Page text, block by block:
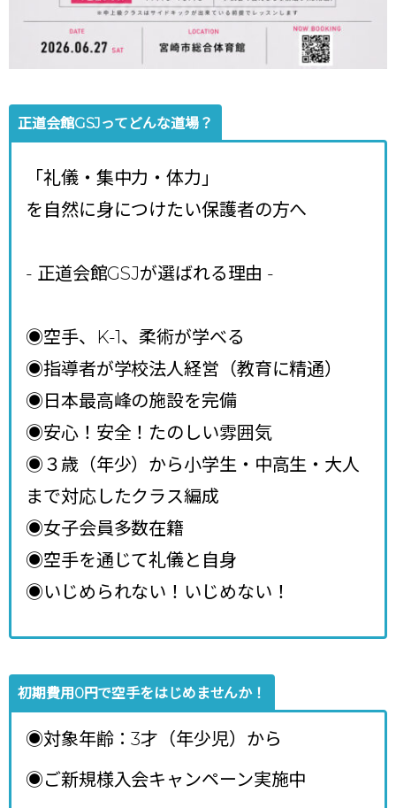
正道会館GSJってどんな道場？
「礼儀・集中力・体力」
を自然に身につけたい保護者の方へ
- 正道会館GSJが選ばれる理由 -
◉空手、K-1、柔術が学べる
◉指導者が学校法人経営（教育に精通）
◉日本最高峰の施設を完備
◉安心！安全！たのしい雰囲気
◉３歳（年少）から小学生・中高生・大人
まで対応したクラス編成
◉女子会員多数在籍
◉空手を通じて礼儀と自身
◉いじめられない！いじめない！
初期費用0円で空手をはじめませんか！
◉対象年齢：3才（年少児）から
◉ご新規様入会キャンペーン実施中